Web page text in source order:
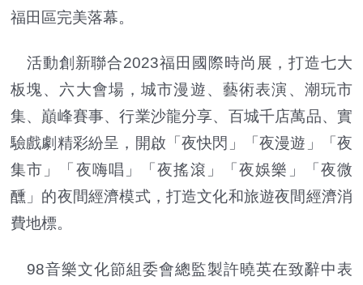
福田區完美落幕。
活動創新聯合2023福田國際時尚展，打造七大
板塊、六大會場，城市漫遊、藝術表演、潮玩市
集、巔峰賽事、行業沙龍分享、百城千店萬品、實
驗戲劇精彩紛呈，開啟「夜快閃」「夜漫遊」「夜
集市」「夜嗨唱」「夜搖滾」「夜娛樂」「夜微
醺」的夜間經濟模式，打造文化和旅遊夜間經濟消
費地標。
98音樂文化節組委會總監製許曉英在致辭中表